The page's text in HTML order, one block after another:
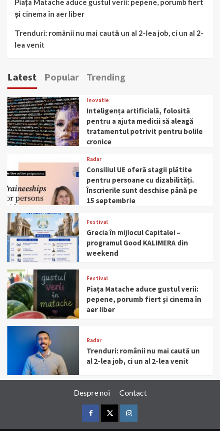
Piața Matache aduce gustul verii: pepene, porumb fiert
și cinema în aer liber
Trenduri: românii nu mai caută un al 2-lea job, ci un al 2-
lea venit
Latest Popular Trending
Inovatie
Inteligența artificială, folosită
pentru a ajuta medicii să aleagă
tratamentul potrivit pentru bolile
cronice
Radar
Consiliul UE oferă stagii plătite
pentru persoane cu dizabilități.
Înscrierile sunt deschise până pe
15 septembrie
Festival
Grecia în mijlocul Capitalei –
programul Good KALIMERA din
weekend
Festival
Piața Matache aduce gustul verii:
pepene, porumb fiert și cinema în
aer liber
Radar
Trenduri: românii nu mai caută un
al 2-lea job, ci un al 2-lea venit
Despre noi Contact
FacebookTwitterInstagram